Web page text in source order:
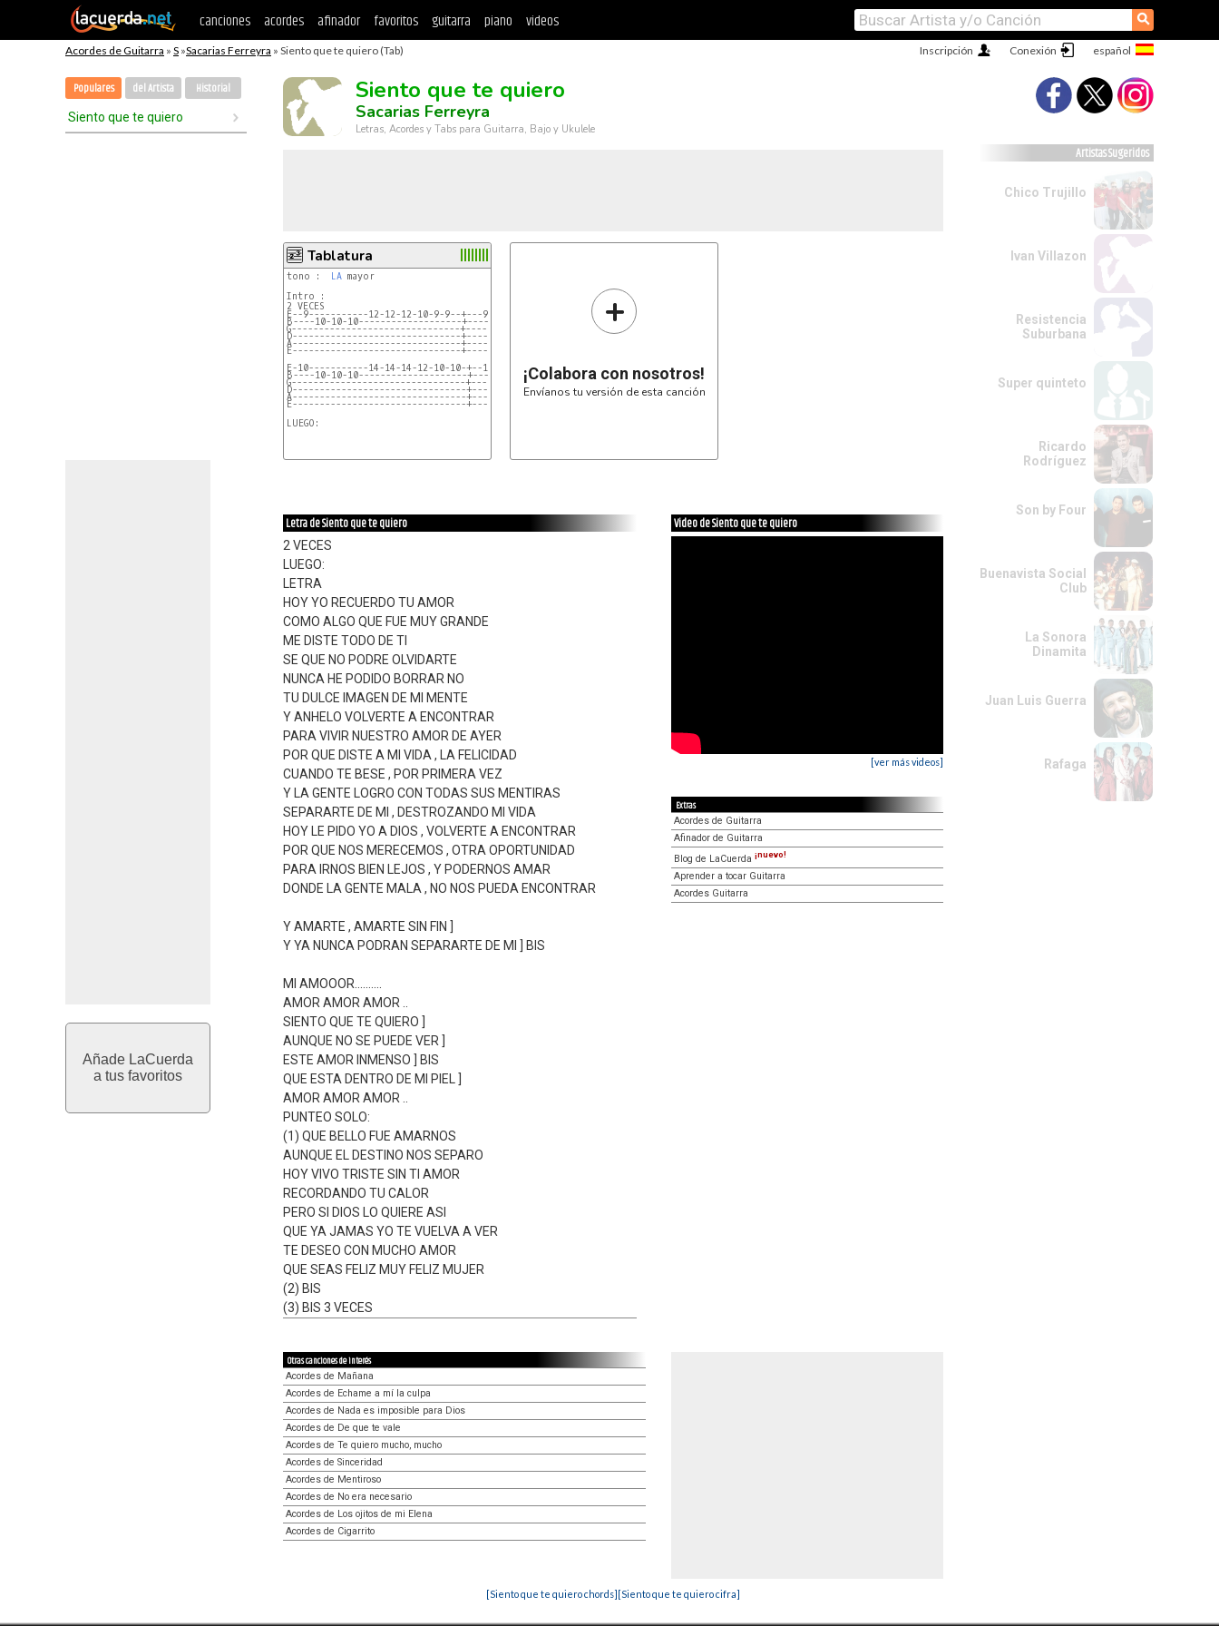
canciones acordes afinador favoritos guitarra piano videos ⚲
Acordes de Guitarra » S »Sacarias Ferreyra » Siento que te quiero (Tab) Conexión
Inscripción
Populares del Artista Historial
Siento que te quiero
Añade LaCuerda
a tus favoritos
Siento que te quiero
Sacarias Ferreyra
Letras, Acordes y Tabs para Guitarra, Bajo y Ukulele
Tablatura
tono : LA mayor
Intro :
E--9-----------12-12-12-10-9-9--+---9------------12-12-12-10-9-9------
B----10-10-10-------------------+------9--9--9------------------------
G-------------------------------+-------------------------------------
D-------------------------------+-------------------------------------
A-------------------------------+-------------------------------------
E-------------------------------+-------------------------------------
E-10-----------14-14-14-12-10-10-+--12------------16-16-16-14-12-12---
B----10-10-10--------------------+------12-12-12----------------------
G--------------------------------+------------------------------------
D--------------------------------+------------------------------------
A--------------------------------+------------------------------------
E--------------------------------+------------------------------------
LUEGO:
+
¡Colabora con nosotros!
Envíanos tu versión de esta canción
Letra de Siento que te quiero
2 VECES
LUEGO:
LETRA
HOY YO RECUERDO TU AMOR
COMO ALGO QUE FUE MUY GRANDE
ME DISTE TODO DE TI
SE QUE NO PODRE OLVIDARTE
NUNCA HE PODIDO BORRAR NO
TU DULCE IMAGEN DE MI MENTE
Y ANHELO VOLVERTE A ENCONTRAR
PARA VIVIR NUESTRO AMOR DE AYER
POR QUE DISTE A MI VIDA , LA FELICIDAD
CUANDO TE BESE , POR PRIMERA VEZ
Y LA GENTE LOGRO CON TODAS SUS MENTIRAS
SEPARARTE DE MI , DESTROZANDO MI VIDA
HOY LE PIDO YO A DIOS , VOLVERTE A ENCONTRAR
POR QUE NOS MERECEMOS , OTRA OPORTUNIDAD
PARA IRNOS BIEN LEJOS , Y PODERNOS AMAR
DONDE LA GENTE MALA , NO NOS PUEDA ENCONTRAR
Y AMARTE , AMARTE SIN FIN ]
Y YA NUNCA PODRAN SEPARARTE DE MI ] BIS
MI AMOOOR..........
AMOR AMOR AMOR ..
SIENTO QUE TE QUIERO ]
AUNQUE NO SE PUEDE VER ]
ESTE AMOR INMENSO ] BIS
QUE ESTA DENTRO DE MI PIEL ]
AMOR AMOR AMOR ..
PUNTEO SOLO:
(1) QUE BELLO FUE AMARNOS
AUNQUE EL DESTINO NOS SEPARO
HOY VIVO TRISTE SIN TI AMOR
RECORDANDO TU CALOR
PERO SI DIOS LO QUIERE ASI
QUE YA JAMAS YO TE VUELVA A VER
TE DESEO CON MUCHO AMOR
QUE SEAS FELIZ MUY FELIZ MUJER
(2) BIS
(3) BIS 3 VECES
Video de Siento que te quiero
[ver más videos]
Extras
Acordes de Guitarra
Afinador de Guitarra
Blog de LaCuerda ¡nuevo!
Aprender a tocar Guitarra
Acordes Guitarra
Otras canciones de interés
Acordes de Mañana
Acordes de Echame a mí la culpa
Acordes de Nada es imposible para Dios
Acordes de De que te vale
Acordes de Te quiero mucho, mucho
Acordes de Sinceridad
Acordes de Mentiroso
Acordes de No era necesario
Acordes de Los ojitos de mi Elena
Acordes de Cigarrito
[Siento que te quiero chords][Siento que te quiero cifra]
Artistas Sugeridos
Chico Trujillo
Ivan Villazon
Resistencia
Suburbana
Super quinteto
Ricardo
Rodríguez
Son by Four
Buenavista Social
Club
La Sonora
Dinamita
Juan Luis Guerra
Rafaga